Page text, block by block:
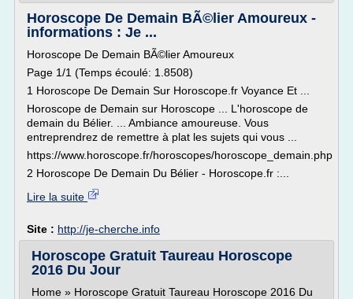
Horoscope De Demain BÃ©lier Amoureux -
informations : Je ...
Horoscope De Demain BÃ©lier Amoureux
Page 1/1 (Temps écoulé: 1.8508)
1 Horoscope De Demain Sur Horoscope.fr Voyance Et ...
Horoscope de Demain sur Horoscope ... L'horoscope de
demain du Bélier. ... Ambiance amoureuse. Vous
entreprendrez de remettre à plat les sujets qui vous ...
https://www.horoscope.fr/horoscopes/horoscope_demain.php
2 Horoscope De Demain Du Bélier - Horoscope.fr :...
Lire la suite
Site : http://je-cherche.info
Horoscope Gratuit Taureau Horoscope
2016 Du Jour
Home » Horoscope Gratuit Taureau Horoscope 2016 Du